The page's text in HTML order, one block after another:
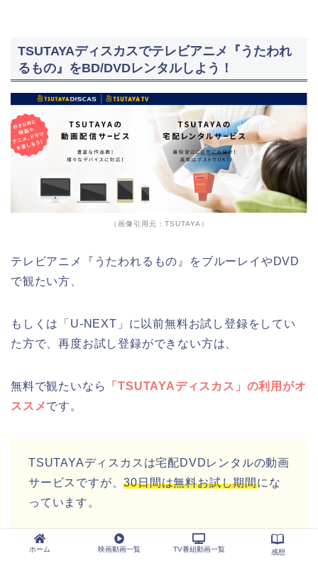
TSUTAYAディスカスでテレビアニメ『うたわれ
るもの』をBD/DVDレンタルしよう！
（画像引用元：TSUTAYA）
テレビアニメ『うたわれるもの』をブルーレイやDVD
で観たい方、
もしくは「U-NEXT」に以前無料お試し登録をしてい
た方で、再度お試し登録ができない方は、
無料で観たいなら
「TSUTAYAディスカス」の利用がオ
ススメです。
TSUTAYAディスカスは宅配DVDレンタルの動画
サービスですが、30日間は無料お試し期間にな
っています。
もちろん、無料お試し期間に解約すれば、
料金
発生しません。
ホーム 映画動画一覧 TV番組動画一覧 感想